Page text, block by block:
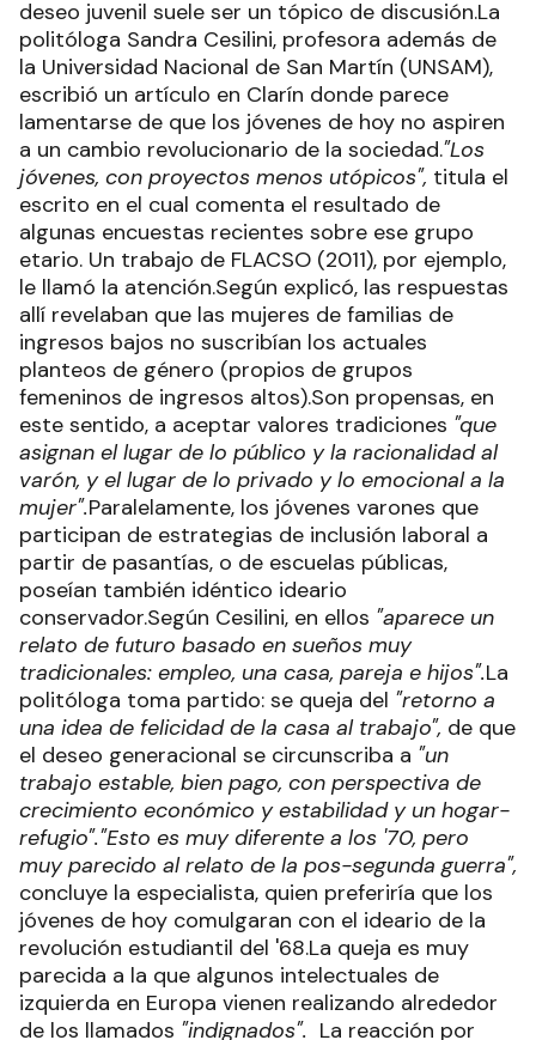
deseo juvenil suele ser un tópico de discusión.La
politóloga Sandra Cesilini, profesora además de
la Universidad Nacional de San Martín (UNSAM),
escribió un artículo en Clarín donde parece
lamentarse de que los jóvenes de hoy no aspiren
a un cambio revolucionario de la sociedad."Los
jóvenes, con proyectos menos utópicos", titula el
escrito en el cual comenta el resultado de
algunas encuestas recientes sobre ese grupo
etario. Un trabajo de FLACSO (2011), por ejemplo,
le llamó la atención.Según explicó, las respuestas
allí revelaban que las mujeres de familias de
ingresos bajos no suscribían los actuales
planteos de género (propios de grupos
femeninos de ingresos altos).Son propensas, en
este sentido, a aceptar valores tradiciones "que
asignan el lugar de lo público y la racionalidad al
varón, y el lugar de lo privado y lo emocional a la
mujer".Paralelamente, los jóvenes varones que
participan de estrategias de inclusión laboral a
partir de pasantías, o de escuelas públicas,
poseían también idéntico ideario
conservador.Según Cesilini, en ellos "aparece un
relato de futuro basado en sueños muy
tradicionales: empleo, una casa, pareja e hijos".La
politóloga toma partido: se queja del "retorno a
una idea de felicidad de la casa al trabajo", de que
el deseo generacional se circunscriba a "un
trabajo estable, bien pago, con perspectiva de
crecimiento económico y estabilidad y un hogar-
refugio"."Esto es muy diferente a los '70, pero
muy parecido al relato de la pos-segunda guerra",
concluye la especialista, quien preferiría que los
jóvenes de hoy comulgaran con el ideario de la
revolución estudiantil del '68.La queja es muy
parecida a la que algunos intelectuales de
izquierda en Europa vienen realizando alrededor
de los llamados "indignados". La reacción por